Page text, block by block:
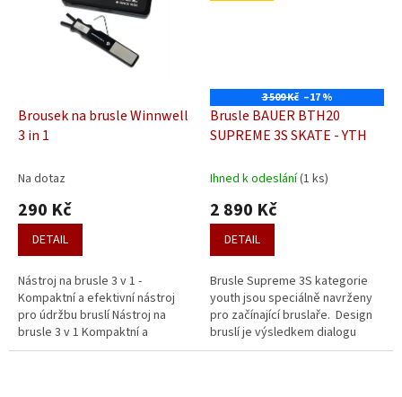
Brousek na brusle Winnwell
3 in 1
Na dotaz
290 Kč
DETAIL
Nástroj na brusle 3 v 1 -
Kompaktní a efektivní nástroj
pro údržbu bruslí Nástroj na
brusle 3 v 1 Kompaktní a
efektivní nástroj pro údržbu
3 509 Kč –17 %
Brusle BAUER BTH20
SUPREME 3S SKATE - YTH
Ihned k odeslání(1 ks)
2 890 Kč
DETAIL
Brusle Supreme 3S kategorie
youth jsou speciálně navrženy
pro začínající bruslaře. Design
bruslí je výsledkem dialogu
mezi našimi inženýry a